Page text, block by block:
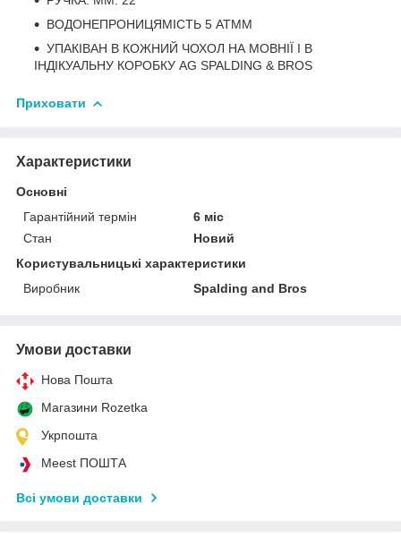
ВОДОНЕПРОНИЦЯМІСТЬ 5 АТММ
УПАКІВАН В КОЖНИЙ ЧОХОЛ НА МОВНІЇ І В
ІНДІКУАЛЬНУ КОРОБКУ AG SPALDING & BROS
Приховати
Характеристики
Основні
Гарантійний термін
6 міс
Стан
Новий
Користувальницькі характеристики
Виробник
Spalding and Bros
Умови доставки
Нова Пошта
Магазини Rozetka
Укрпошта
Meest ПОШТА
Всі умови доставки